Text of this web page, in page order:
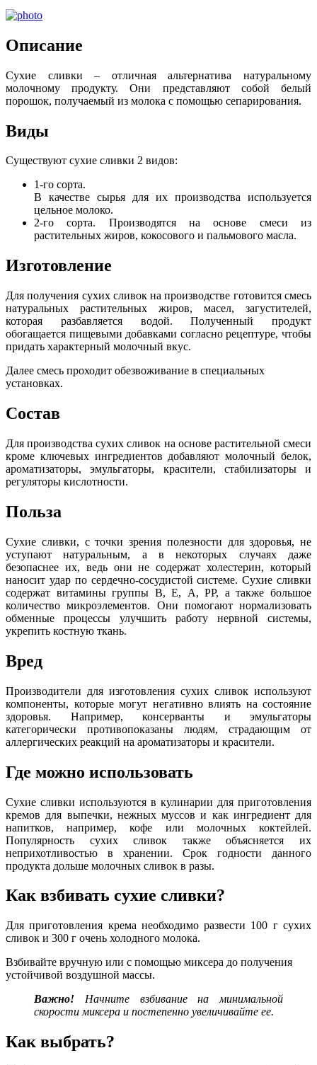
Описание
Сухие сливки – отличная альтернатива натуральному
молочному продукту. Они представляют собой белый
порошок, получаемый из молока с помощью сепарирования.
Виды
Существуют сухие сливки 2 видов:
1-го сорта.
В качестве сырья для их производства используется
цельное молоко.
2-го сорта. Производятся на основе смеси из
растительных жиров, кокосового и пальмового масла.
Изготовление
Для получения сухих сливок на производстве готовится смесь
натуральных растительных жиров, масел, загустителей,
которая разбавляется водой. Полученный продукт
обогащается пищевыми добавками согласно рецептуре, чтобы
придать характерный молочный вкус.
Далее смесь проходит обезвоживание в специальных
установках.
Состав
Для производства сухих сливок на основе растительной смеси
кроме ключевых ингредиентов добавляют молочный белок,
ароматизаторы, эмульгаторы, красители, стабилизаторы и
регуляторы кислотности.
Польза
Сухие сливки, с точки зрения полезности для здоровья, не
уступают натуральным, а в некоторых случаях даже
безопаснее их, ведь они не содержат холестерин, который
наносит удар по сердечно-сосудистой системе. Сухие сливки
содержат витамины группы В, Е, А, РР, а также большое
количество микроэлементов. Они помогают нормализовать
обменные процессы улучшить работу нервной системы,
укрепить костную ткань.
Вред
Производители для изготовления сухих сливок используют
компоненты, которые могут негативно влиять на состояние
здоровья. Например, консерванты и эмульгаторы
категорически противопоказаны людям, страдающим от
аллергических реакций на ароматизаторы и красители.
Где можно использовать
Сухие сливки используются в кулинарии для приготовления
кремов для выпечки, нежных муссов и как ингредиент для
напитков, например, кофе или молочных коктейлей.
Популярность сухих сливок также объясняется их
неприхотливостью в хранении. Срок годности данного
продукта дольше молочных сливок в разы.
Как взбивать сухие сливки?
Для приготовления крема необходимо развести 100 г сухих
сливок и 300 г очень холодного молока.
Взбивайте вручную или с помощью миксера до получения
устойчивой воздушной массы.
Важно!
Начните взбивание на минимальной
скорости миксера и постепенно увеличивайте ее.
Как выбрать?